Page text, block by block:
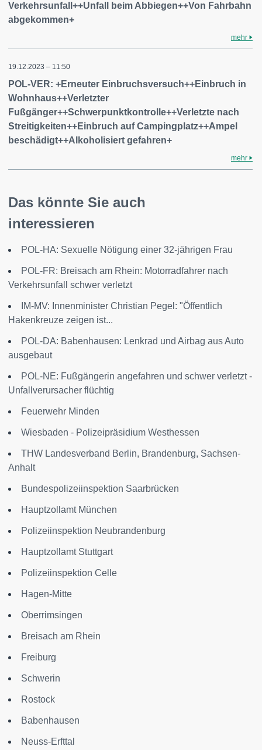
Verkehrsunfall++Unfall beim Abbiegen++Von Fahrbahn
abgekommen+
mehr
19.12.2023 – 11:50
POL-VER: +Erneuter Einbruchsversuch++Einbruch in
Wohnhaus++Verletzter
Fußgänger++Schwerpunktkontrolle++Verletzte nach
Streitigkeiten++Einbruch auf Campingplatz++Ampel
beschädigt++Alkoholisiert gefahren+
mehr
Das könnte Sie auch
interessieren
POL-HA: Sexuelle Nötigung einer 32-jährigen Frau
POL-FR: Breisach am Rhein: Motorradfahrer nach
Verkehrsunfall schwer verletzt
IM-MV: Innenminister Christian Pegel: "Öffentlich
Hakenkreuze zeigen ist...
POL-DA: Babenhausen: Lenkrad und Airbag aus Auto
ausgebaut
POL-NE: Fußgängerin angefahren und schwer verletzt -
Unfallverursacher flüchtig
Feuerwehr Minden
Wiesbaden - Polizeipräsidium Westhessen
THW Landesverband Berlin, Brandenburg, Sachsen-
Anhalt
Bundespolizeiinspektion Saarbrücken
Hauptzollamt München
Polizeiinspektion Neubrandenburg
Hauptzollamt Stuttgart
Polizeiinspektion Celle
Hagen-Mitte
Oberrimsingen
Breisach am Rhein
Freiburg
Schwerin
Rostock
Babenhausen
Neuss-Erfttal